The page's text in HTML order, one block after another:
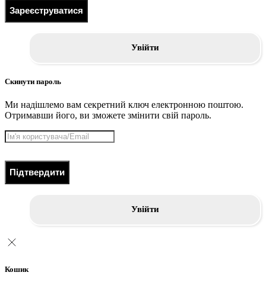
Зареєструватися
Увійти
Скинути пароль
Ми надішлемо вам секретний ключ електронною поштою.
Отримавши його, ви зможете змінити свій пароль.
Підтвердити
Увійти
Кошик